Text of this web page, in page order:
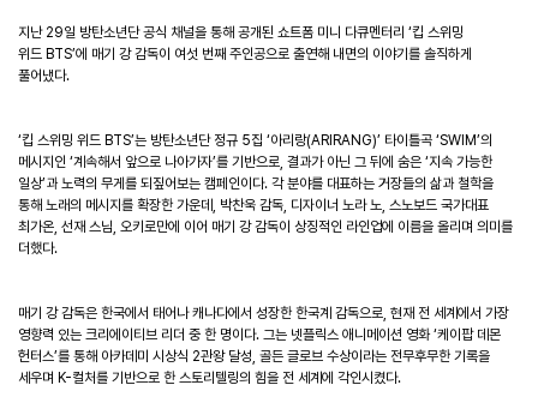
지난 29일 방탄소년단 공식 채널을 통해 공개된 쇼트폼 미니 다큐멘터리 ‘킵 스위밍
위드 BTS’에 매기 강 감독이 여섯 번째 주인공으로 출연해 내면의 이야기를 솔직하게
풀어냈다.
‘킵 스위밍 위드 BTS’는 방탄소년단 정규 5집 ‘아리랑(ARIRANG)’ 타이틀곡 ‘SWIM’의
메시지인 ‘계속해서 앞으로 나아가자’를 기반으로 결과가 아닌 그 뒤에 숨은 ‘지속 가능한
일상’과 노력의 무게를 되짚어보는 캠페인이다. 각 분야를 대표하는 거장들의 삶과 철학을
통해 노래의 메시지를 확장한 가운데
박찬욱 감독 디자이너 노라 노 스노보드 국가대표
최가온 선재 스님 오키로만에 이어 매기 강 감독이 상징적인 라인업에 이름을 올리며 의미를
더했다.
매기 강 감독은 한국에서 태어나 캐나다에서 성장한 한국계 감독으로 현재 전 세계에서 가장
영향력 있는 크리에이티브 리더 중 한 명이다. 그는 넷플릭스 애니메이션 영화 ‘케이팝 데몬
헌터스’를 통해 아카데미 시상식 2관왕 달성 골든 글로브 수상이라는 전무후무한 기록을
세우며 K-컬처를 기반으로 한 스토리텔링의 힘을 전 세계에 각인시켰다.